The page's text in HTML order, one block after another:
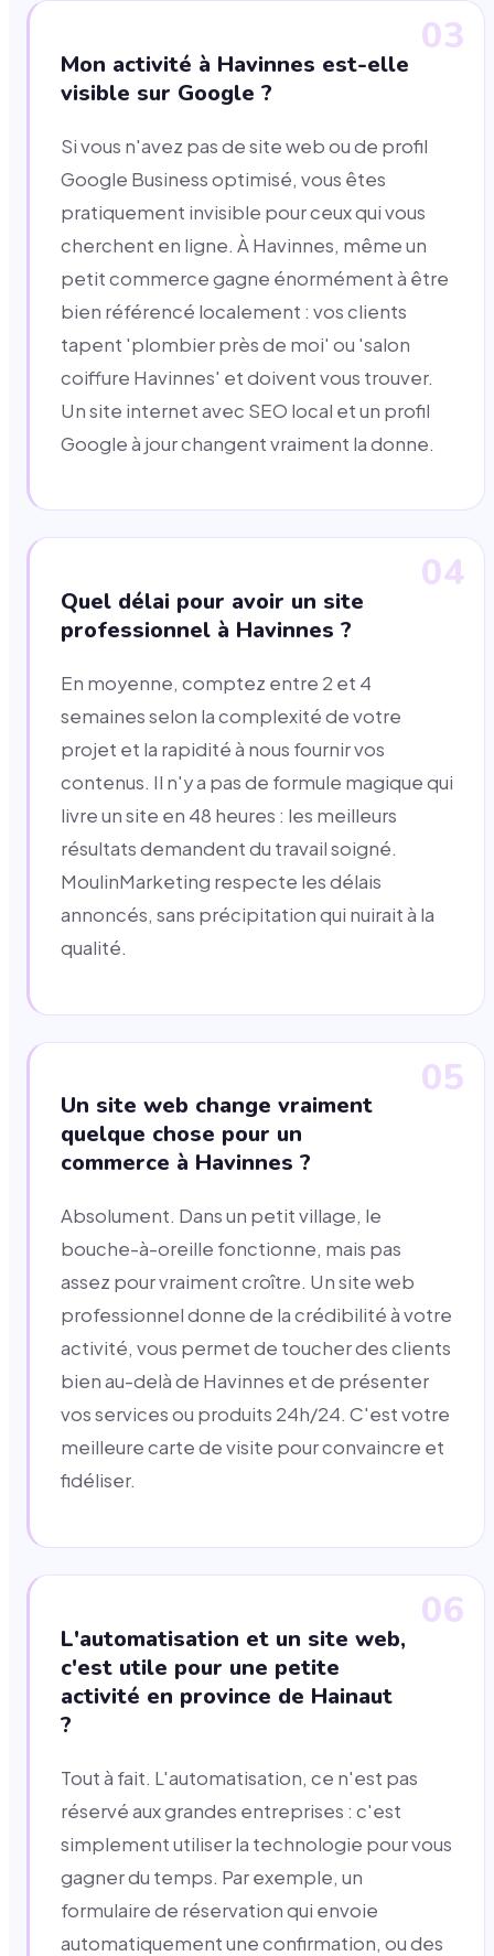
03
Mon activité à Havinnes est-elle
visible sur Google ?
Si vous n'avez pas de site web ou de profil
Google Business optimisé, vous êtes
pratiquement invisible pour ceux qui vous
cherchent en ligne. À Havinnes, même un
petit commerce gagne énormément à être
bien référencé localement : vos clients
tapent 'plombier près de moi' ou 'salon
coiffure Havinnes' et doivent vous trouver.
Un site internet avec SEO local et un profil
Google à jour changent vraiment la donne.
04
Quel délai pour avoir un site
professionnel à Havinnes ?
En moyenne, comptez entre 2 et 4
semaines selon la complexité de votre
projet et la rapidité à nous fournir vos
contenus. Il n'y a pas de formule magique qui
livre un site en 48 heures : les meilleurs
résultats demandent du travail soigné.
MoulinMarketing respecte les délais
annoncés, sans précipitation qui nuirait à la
qualité.
05
Un site web change vraiment
quelque chose pour un
commerce à Havinnes ?
Absolument. Dans un petit village, le
bouche-à-oreille fonctionne, mais pas
assez pour vraiment croître. Un site web
professionnel donne de la crédibilité à votre
activité, vous permet de toucher des clients
bien au-delà de Havinnes et de présenter
vos services ou produits 24h/24. C'est votre
meilleure carte de visite pour convaincre et
fidéliser.
06
L'automatisation et un site web,
c'est utile pour une petite
activité en province de Hainaut
?
Tout à fait. L'automatisation, ce n'est pas
réservé aux grandes entreprises : c'est
simplement utiliser la technologie pour vous
gagner du temps. Par exemple, un
formulaire de réservation qui envoie
automatiquement une confirmation, ou des